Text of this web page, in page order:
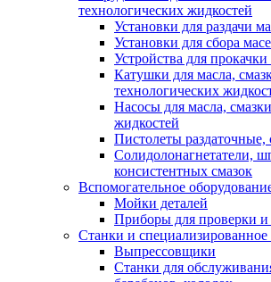
технологических жидкостей
Установки для раздачи
Установки для сбора
Устройства для
Катушки для масла,
технологических
Насосы для масла,
жидкостей
Пистолеты раздаточные,
Солидолонагнетатели,
консистентных смазок
Вспомогательное
Мойки деталей
Приборы для проверки и
Станки и специализированное
Выпрессовщики
Станки для